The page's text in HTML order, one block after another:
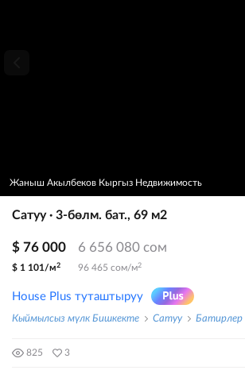
Жаныш Акылбеков Кыргыз Недвижимость
Сатуу · 3-бөлм. бат., 69 м2
$ 76 000 6 656 080 сом
$ 1 101/м2 96 465 сом/м2
House Plus туташтыруу
Кыймылсыз мүлк Бишкекте Сатуу Батирлер
825 3